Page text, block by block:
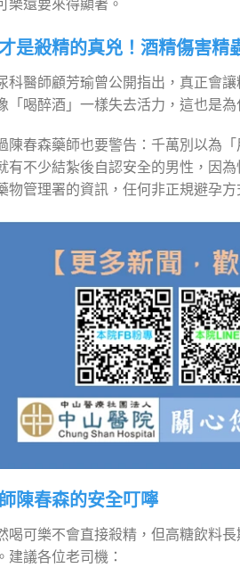
樂還要來得顯著。
是殺精的真兇！酒精傷害精
科醫師顧芳瑜曾公開指出，真正會
「喝醉酒」一樣失去活力，這也是
陳春森藥師也要警告：千萬別以為
有不少結紮後自認安全的男性，因
物管理署的資訊，任何非正規避孕
陳春森的安全叮嚀
喝可樂不會直接殺精，但高糖飲料
建議各位老司機：